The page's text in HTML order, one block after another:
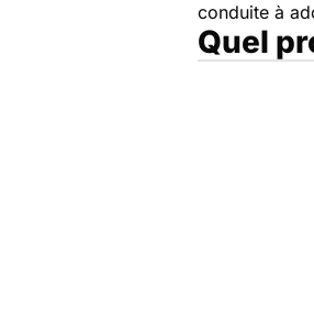
conduite à
Quel